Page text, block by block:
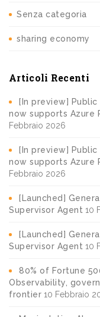
Senza categoria
sharing economy
Articoli Recenti
[In preview]
now supports Azure
Febbraio 2026
[In preview]
now supports Azure
Febbraio 2026
[Launched]
Supervisor Agent 10
[Launched]
Supervisor Agent 10
80% of Fortune
Observability,
frontier 10 Febbraio